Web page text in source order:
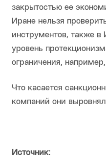
закрытостью ее
Иране нельзя
инструментов, также в
уровень
ограничения,
Что касается
компаний они
Источник: